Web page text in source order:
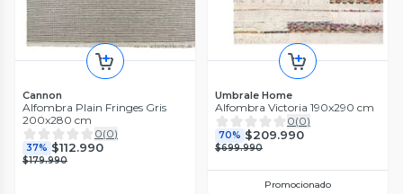
Cannon
Alfombra Plain Fringes Gris
200x280 cm
0(0)
37% $112.990
$179.990
Umbrale Home
Alfombra Victoria 190x290 cm
0(0)
70% $209.990
$699.990
Promocionado